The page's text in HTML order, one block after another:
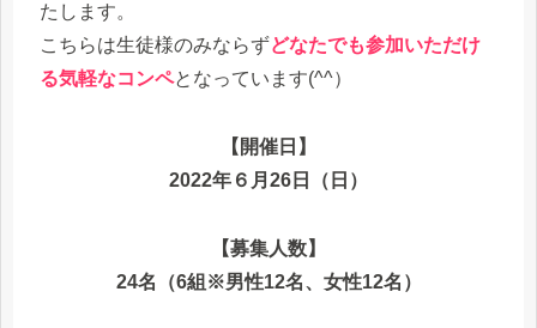
たします。
こちらは生徒様のみならずどなたでも参加いただけ
る気軽なコンペとなっています(^^）
【開催日】
2022年６月26日（日）
【募集人数】
24名（6組※男性12名、女性12名）